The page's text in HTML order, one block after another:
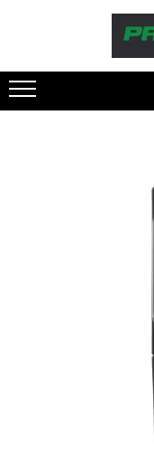
Sonorizare / PA
Pickup-uri, platane &
Stabilizatoare de